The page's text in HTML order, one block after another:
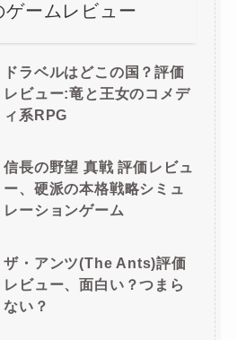
ゲームレビュー
ドラベルはどこの国？評価
レビュー:竜と王女のコメデ
ィ系RPG
信長の野望 真戦 評価レビュ
ー、硬派の本格戦略シミュ
レーションゲーム
ザ・アンツ(The Ants)評価
レビュー、面白い？つまら
ない？